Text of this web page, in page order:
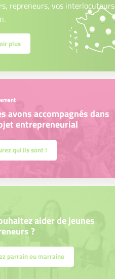
repreneurs, vos interlocuteurs
plus
avons accompagnés dans
entrepreneurial
qui ils sont !
aider de jeunes
?
parrain ou marraine